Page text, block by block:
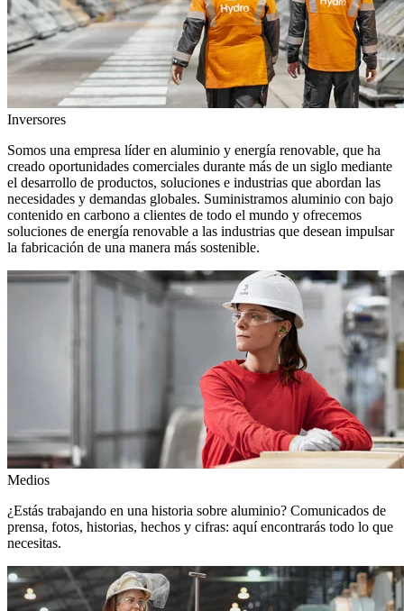
Inversores
Somos una empresa líder en aluminio y energía renovable, que ha
creado oportunidades comerciales durante más de un siglo mediante
el desarrollo de productos, soluciones e industrias que abordan las
necesidades y demandas globales. Suministramos aluminio con bajo
contenido en carbono a clientes de todo el mundo y ofrecemos
soluciones de energía renovable a las industrias que desean impulsar
la fabricación de una manera más sostenible.
Medios
¿Estás trabajando en una historia sobre aluminio? Comunicados de
prensa, fotos, historias, hechos y cifras: aquí encontrarás todo lo que
necesitas.